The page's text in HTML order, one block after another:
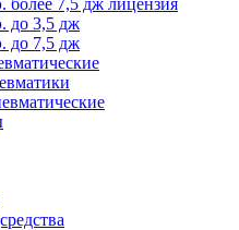
более 7,5 дж лицензия
до 3,5 дж
до 7,5 дж